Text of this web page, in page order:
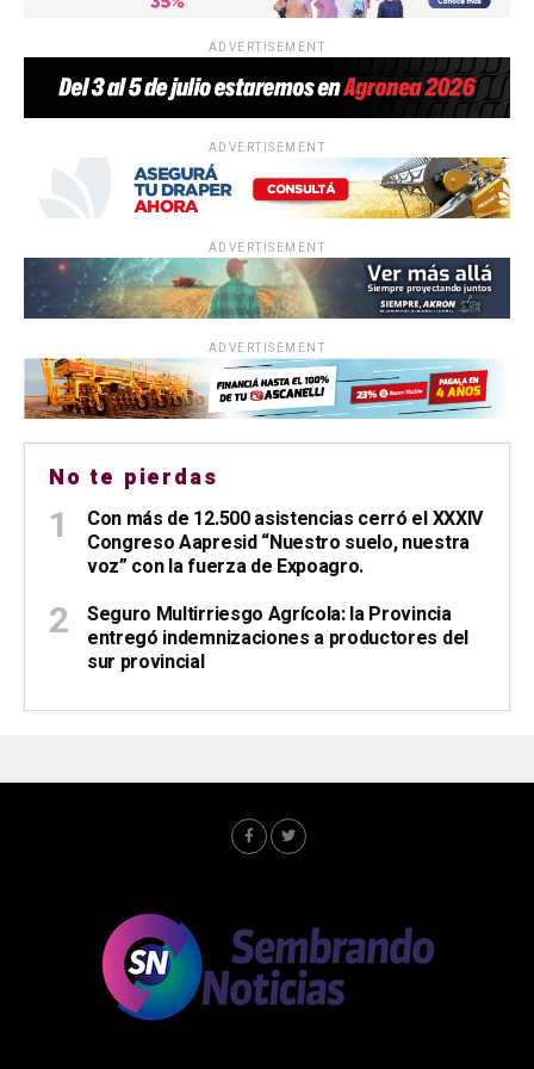
ADVERTISEMENT
ADVERTISEMENT
ADVERTISEMENT
ADVERTISEMENT
No te pierdas
Con más de 12.500 asistencias cerró el XXXIV
Congreso Aapresid “Nuestro suelo, nuestra
voz” con la fuerza de Expoagro.
Seguro Multirriesgo Agrícola: la Provincia
entregó indemnizaciones a productores del
sur provincial